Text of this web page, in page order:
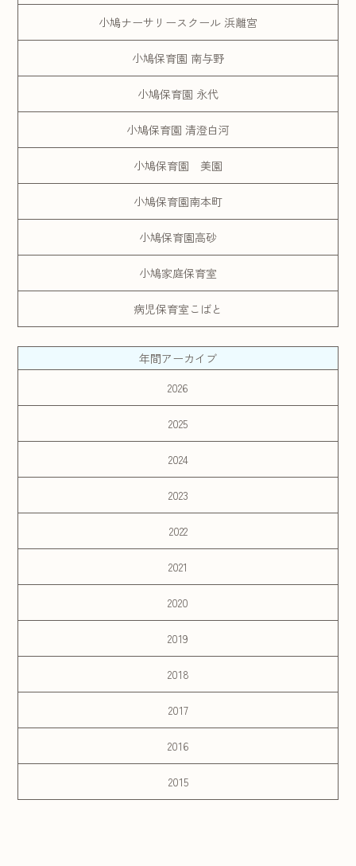
小鳩ナーサリースクール 浜離宮
小鳩保育園 南与野
小鳩保育園 永代
小鳩保育園 清澄白河
小鳩保育園 美園
小鳩保育園南本町
小鳩保育園高砂
小鳩家庭保育室
病児保育室こばと
年間アーカイブ
2026
2025
2024
2023
2022
2021
2020
2019
2018
2017
2016
2015